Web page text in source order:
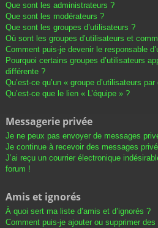
Que sont les administrateurs ?
Que sont les modérateurs ?
Que sont les groupes d’utilisateurs ?
Où sont les groupes d’utilisateurs et
Comment puis-je devenir le responsable
Pourquoi certains groupes d’utilisateurs
différente ?
Qu’est-ce qu’un « groupe d’utilisateurs
Qu’est-ce que le lien « L’équipe » ?
Messagerie privée
Je ne peux pas envoyer de messages
Je continue à recevoir des messages
J’ai reçu un courrier électronique
forum !
Amis et ignorés
À quoi sert ma liste d’amis et d’ignorés ?
Comment puis-je ajouter ou supprimer